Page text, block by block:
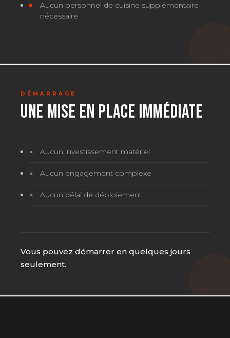
Aucun personnel de cuisine supplémentaire
nécessaire
DÉMARRAGE
UNE MISE EN PLACE IMMÉDIATE
Aucun investissement matériel
Aucun engagement complexe
Aucun délai de déploiement
Vous pouvez démarrer en quelques jours
seulement.